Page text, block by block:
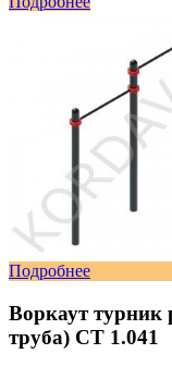
Подробнее
Воркаут турник
труба) СТ 1.041